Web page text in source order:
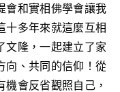
會和實相佛學會讓我
十多年來就這麼互相
文隆，一起建立了家
向、共同的信仰！從
會反省觀照自己，